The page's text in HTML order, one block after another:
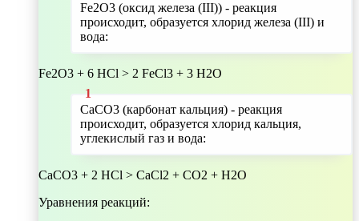
Fe2O3 (оксид железа (III)) - реакция
происходит, образуется хлорид железа (III) и
вода:
Fe2O3 + 6 HCl > 2 FeCl3 + 3 H2O
CaCO3 (карбонат кальция) - реакция
происходит, образуется хлорид кальция,
углекислый газ и вода:
CaCO3 + 2 HCl > CaCl2 + CO2 + H2O
Уравнения реакций: